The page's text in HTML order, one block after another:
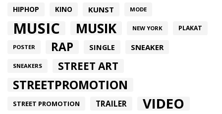
HIPHOP KINO KUNST MODE
MUSIC MUSIK NEW YORK PLAKAT
POSTER RAP SINGLE SNEAKER
SNEAKERS STREET ART
STREETPROMOTION
STREET PROMOTION TRAILER VIDEO